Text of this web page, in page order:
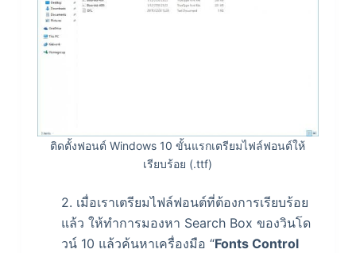
ติดตั้งฟอนต์ Windows 10 ขั้นแรกเตรียมไฟล์ฟอนต์ให้
เรียบร้อย (.ttf)
2. เมื่อเราเตรียมไฟล์ฟอนต์ที่ต้องการเรียบร้อย
แล้ว ให้ทำการมองหา Search Box ของวินโด
วน์ 10 แล้วค้นหาเครื่องมือ “Fonts Control